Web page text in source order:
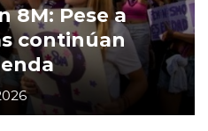
8M: Pese a
continúan